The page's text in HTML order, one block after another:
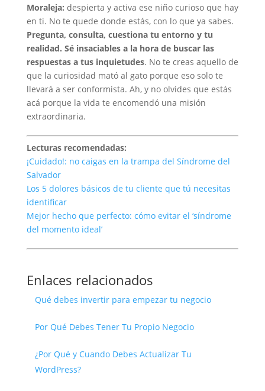
Moraleja: despierta y activa ese niño curioso que hay
en ti. No te quede donde estás, con lo que ya sabes.
Pregunta, consulta, cuestiona tu entorno y tu
realidad. Sé insaciables a la hora de buscar las
respuestas a tus inquietudes. No te creas aquello de
que la curiosidad mató al gato porque eso solo te
llevará a ser conformista. Ah, y no olvides que estás
acá porque la vida te encomendó una misión
extraordinaria.
Lecturas recomendadas:
¡Cuidado!: no caigas en la trampa del Síndrome del
Salvador
Los 5 dolores básicos de tu cliente que tú necesitas
identificar
Mejor hecho que perfecto: cómo evitar el ‘síndrome
del momento ideal’
Enlaces relacionados
Qué debes invertir para empezar tu negocio
Por Qué Debes Tener Tu Propio Negocio
¿Por Qué y Cuando Debes Actualizar Tu
WordPress?